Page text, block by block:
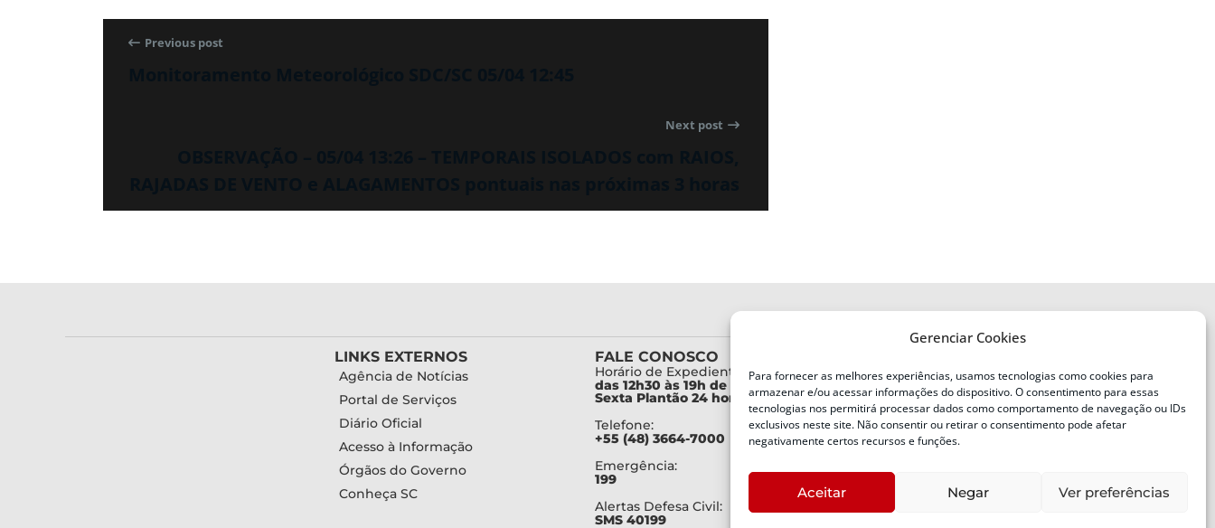
Gerenciar Cookies
Para fornecer as melhores experiências, usamos tecnologias como cookies para
armazenar e/ou acessar informações do dispositivo. O consentimento para essas
tecnologias nos permitirá processar dados como comportamento de navegação ou IDs
exclusivos neste site. Não consentir ou retirar o consentimento pode afetar
negativamente certos recursos e funções.
Aceitar Negar Ver preferências
Previous post
Next post
LINKS EXTERNOS
Agência de Notícias
Portal de Serviços
Diário Oficial
Acesso à Informação
Órgãos do Governo
Conheça SC
FALE CONOSCO
Horário de Expediente:
das 12h30 às 19h de Segunda a
Sexta Plantão 24 horas diariamente
Telefone:
+55 (48) 3664-7000
Emergência:
199
Alertas Defesa Civil:
SMS 40199
Defesa Civil do Estado de Santa
Catarina
Av. Ivo Silveira, nº 2320
Bairro:
Capoeiras, Florianópolis, SC
88085-001